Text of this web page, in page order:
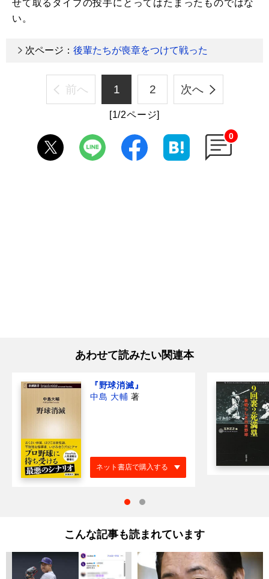
せて取るタイプの投手にとってはたまったものではな
い。
次ページ： 後輩たちが喪章をつけて戦った
前へ 1 2 次へ
[1/2ページ]
0
あわせて読みたい関連本
『野球消滅』
中島 大輔 著
ネット書店で購入する
こんな記事も読まれています